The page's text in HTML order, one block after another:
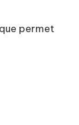
permet